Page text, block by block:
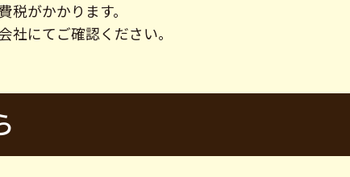
がかかります。
にてご確認ください。